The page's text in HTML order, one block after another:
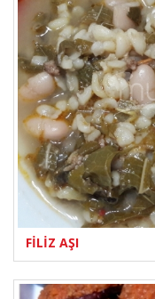
FİLİZ AŞI